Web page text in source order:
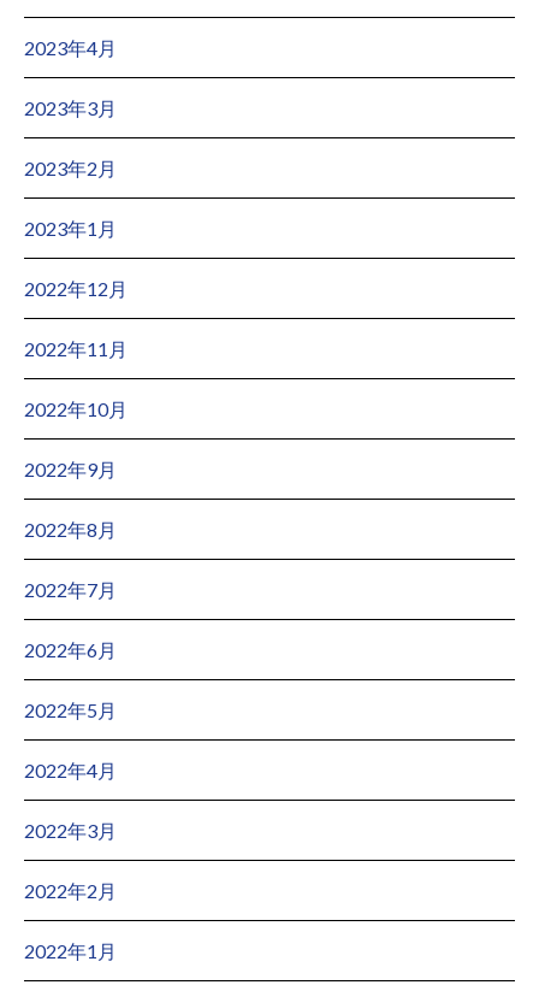
2023年4月
2023年3月
2023年2月
2023年1月
2022年12月
2022年11月
2022年10月
2022年9月
2022年8月
2022年7月
2022年6月
2022年5月
2022年4月
2022年3月
2022年2月
2022年1月